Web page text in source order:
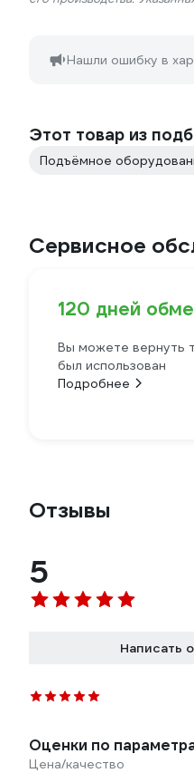
Нашли ошибку в
Этот товар из
Подъёмное
Сервисное
120 дней
Вы можете вернуть
был использован
Подробнее
Отзывы
5
Написать
Оценки по
Цена/качество